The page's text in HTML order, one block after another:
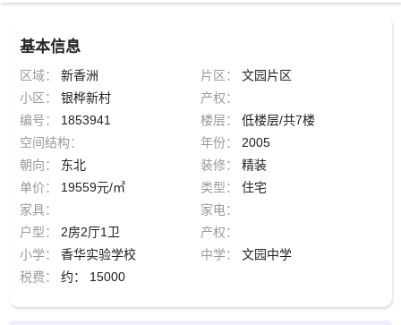
基本信息
区域： 新香洲 片区：
文园片区
小区：
银桦新村
产权：
编号：
1853941 楼层：
低楼层/共7楼
空间结构：
年份：
2005
朝向：
东北 装修：
精装
单价：
19559元/㎡ 类型：
住宅
家具：
家电：
户型：
2房2厅1卫
产权：
小学：
香华实验学校 中学：
文园中学
税费：
约： 15000